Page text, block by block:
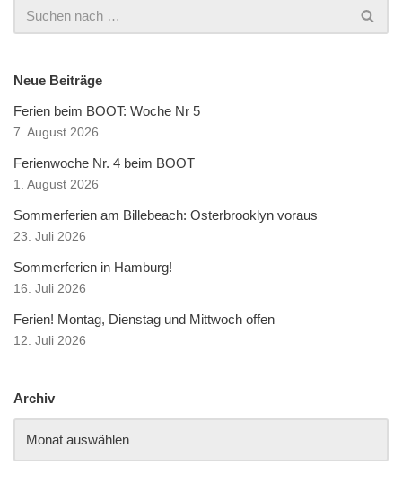
Neue Beiträge
Ferien beim BOOT: Woche Nr 5
7. August 2026
Ferienwoche Nr. 4 beim BOOT
1. August 2026
Sommerferien am Billebeach: Osterbrooklyn voraus
23. Juli 2026
Sommerferien in Hamburg!
16. Juli 2026
Ferien! Montag, Dienstag und Mittwoch offen
12. Juli 2026
Archiv